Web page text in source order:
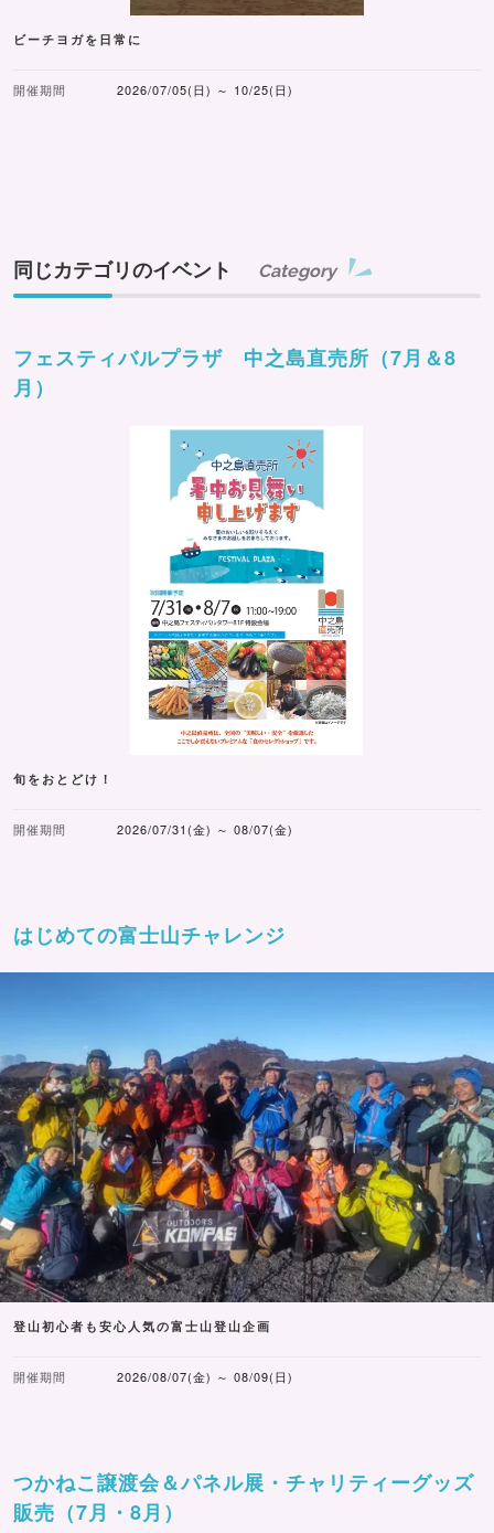
ビーチヨガを日常に
開催期間 2026/07/05(日) ～ 10/25(日)
同じカテゴリのイベント Category
フェスティバルプラザ 中之島直売所（7月＆8
月）
旬をおとどけ！
開催期間 2026/07/31(金) ～ 08/07(金)
はじめての富士山チャレンジ
登山初心者も安心人気の富士山登山企画
開催期間 2026/08/07(金) ～ 08/09(日)
つかねこ譲渡会＆パネル展・チャリティーグッズ
販売（7月・8月）